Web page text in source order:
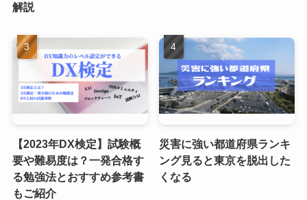
解説
【2023年DX検定】試験概
要や難易度は？一発合格す
る勉強法とおすすめ参考書
もご紹介
災害に強い都道府県ランキ
ング見ると東京を脱出した
くなる